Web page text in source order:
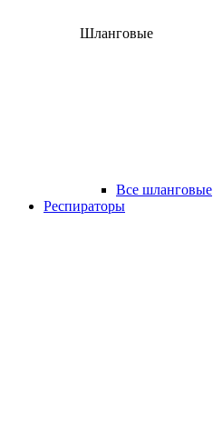
Шланговые
Все шланговые
Респираторы